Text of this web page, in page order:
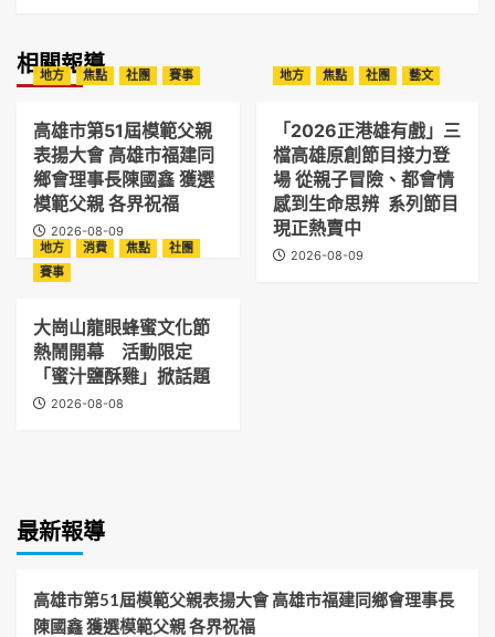
相關報導
地方 焦點 社團 賽事
高雄市第51屆模範父親
表揚大會 高雄市福建同
鄉會理事長陳國鑫 獲選
模範父親 各界祝福
2026-08-09
地方 焦點 社團 藝文
「2026正港雄有戲」三
檔高雄原創節目接力登
場 從親子冒險、都會情
感到生命思辨 系列節目
現正熱賣中
2026-08-09
地方 消費 焦點
社團
賽事
大崗山龍眼蜂蜜文化節
熱鬧開幕 活動限定
「蜜汁鹽酥雞」掀話題
2026-08-08
最新報導
高雄市第51屆模範父親表揚大會 高雄市福建同鄉會理事長
陳國鑫 獲選模範父親 各界祝福